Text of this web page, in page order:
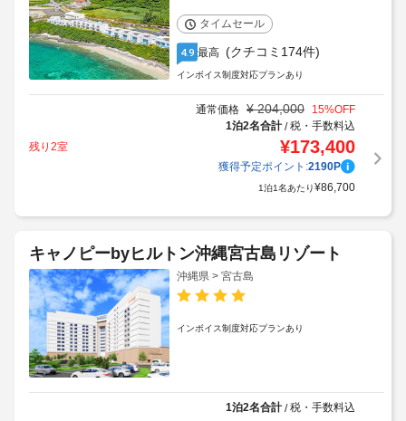
タイムセール
4.9 最高 (クチコミ174件)
インボイス制度対応プランあり
通常価格 ¥ 204,000 15%OFF
1泊2名合計/税・手数料込
残り2室
¥173,400
獲得予定ポイント:2190P
1泊1名あたり¥86,700
キャノピーbyヒルトン沖縄宮古島リゾート
沖縄県 > 宮古島
インボイス制度対応プランあり
1泊2名合計/税・手数料込